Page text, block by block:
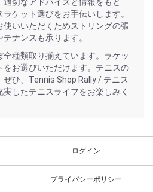
ケット選びをお手伝いします。
使いいただくためストリングの張
ナンスも承ります。
種類取り揃えています。ラケッ
をお選びいただけます。テニスの
ひ、Tennis Shop Rally / テニス
したテニスライフをお楽しみく
ログイン
プライバシーポリシー